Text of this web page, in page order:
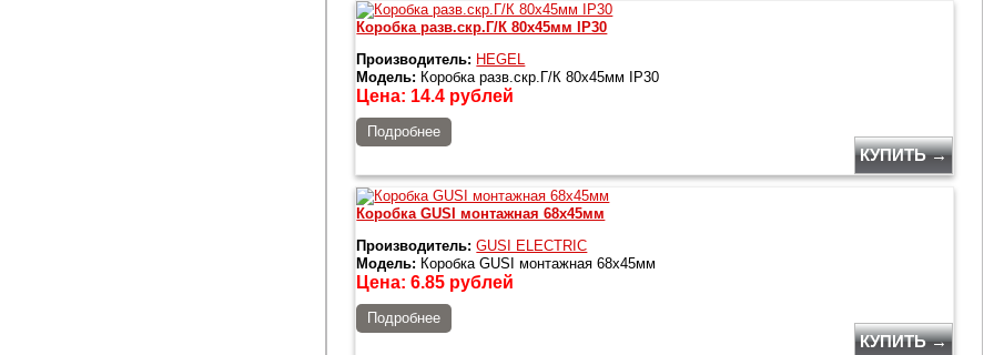
Коробка разв.скр.Г/К 80х45мм IP30
Производитель: HEGEL
Модель: Коробка разв.скр.Г/К 80х45мм IP30
Цена: 14.4 рублей
Подробнее
КУПИТЬ →
Коробка GUSI монтажная 68х45мм
Производитель: GUSI ELECTRIC
Модель: Коробка GUSI монтажная 68х45мм
Цена:6.85 рублей
Подробнее
КУПИТЬ →